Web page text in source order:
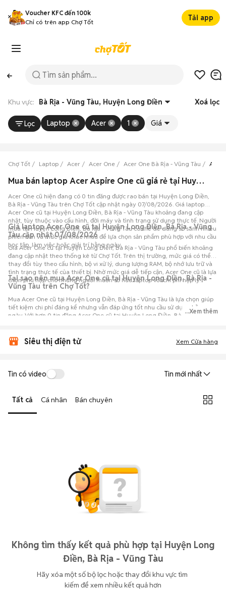
Voucher KFC đến 100k
Chỉ có trên app Chợ Tốt
Tải app
Khu vực: Bà Rịa - Vũng Tàu, Huyện Long Điền Xoá lọc
Lọc Laptop Acer 1 Giá
Chợ Tốt Laptop Acer Acer One Acer One Bà Rịa - Vũng Tàu Acer
Mua bán laptop Acer Aspire One cũ giá rẻ tại Huyện Long Điền, Bà Rịa - Vũng Tàu
Acer One cũ hiện đang có 0 tin đăng được rao bán tại Huyện Long Điền,
Bà Rịa - Vũng Tàu trên Chợ Tốt cập nhật ngày 07/08/2026. Giá laptop
Acer One cũ tại Huyện Long Điền, Bà Rịa - Vũng Tàu khoảng đang cập
nhật, tùy thuộc vào cấu hình, đời máy và tình trạng sử dụng thực tế. Người
mua tại Huyện Long Điền, Bà Rịa - Vũng Tàu có thể dễ dàng so sánh nhiều
phiên bản và mức giá khác nhau để lựa chọn sản phẩm phù hợp với nhu cầu
học tập, làm việc hoặc giải trí hằng ngày.
Giá laptop Acer One cũ tại Huyện Long Điền, Bà Rịa - Vũng
Tàu cập nhật 07/08/2026
Giá Acer One cũ tại Huyện Long Điền, Bà Rịa - Vũng Tàu phổ biến khoảng
đang cập nhật theo thống kê từ Chợ Tốt. Trên thị trường, mức giá có thể
thay đổi tùy theo cấu hình, bộ vi xử lý, dung lượng RAM, bộ nhớ lưu trữ và
tình trạng thực tế của thiết bị. Nhờ mức giá dễ tiếp cận, Acer One cũ là lựa
chọn phù hợp cho những người muốn sở hữu laptop với chi phí hợp lý.
Tại sao nên mua Acer One cũ tại Huyện Long Điền, Bà Rịa -
Vũng Tàu trên Chợ Tốt?
Mua Acer One cũ tại Huyện Long Điền, Bà Rịa - Vũng Tàu là lựa chọn giúp
tiết kiệm chi phí đáng kể nhưng vẫn đáp ứng tốt nhu cầu sử dụng hằng
ngày. Với hơn 0 tin đăng Acer One cũ tại Huyện Long Điền, Bà Rịa - Vũng
ngân sách.
...Xem thêm
Siêu thị điện tử Xem Cửa hàng
Tin có video Tin mới nhất
Tất cả Cá nhân Bán chuyên
Không tìm thấy kết quả phù hợp tại Huyện Long
Điền, Bà Rịa - Vũng Tàu
Hãy xóa một số bộ lọc hoặc thay đổi khu vực tìm
kiếm để xem nhiều kết quả hơn